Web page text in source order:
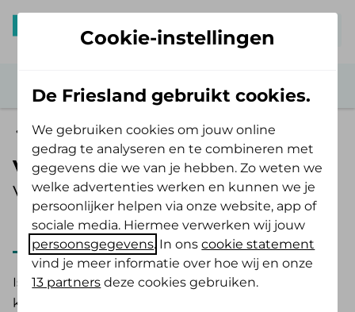
Zelf Bewust Polis
Valpreventie
Vergoeding 2025
2025 2026
Is er een hoog valrisico bij jou vastgesteld? Dan
kom je mogelijk in aanmerking voor een
Cookie-instellingen
De Friesland gebruikt cookies.
We gebruiken cookies om jouw online
gedrag te analyseren en te combineren met
gegevens die we van je hebben. Zo weten we
welke advertenties werken en kunnen we je
persoonlijker helpen via onze website, app of
sociale media. Hiermee verwerken wij jouw
persoonsgegevens. In onscookie statement
vind je meer informatie over hoe wij en onze
13 partners deze cookies gebruiken.